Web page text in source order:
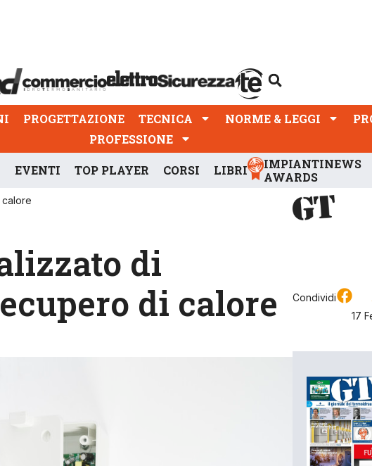
PROGETTAZIONE TECNICA NORME & LEGGI
PROFESSIONE
EVENTI TOP PLAYER CORSI LIBRI
IMPIANTINEWS
AWARDS
di
di calore
Condividi
17